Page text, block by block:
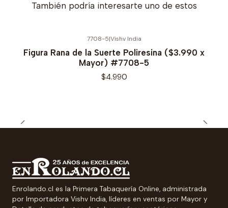
También podría interesarte uno de estos
7708-5|Vishv India
Figura Rana de la Suerte Poliresina ($3.990 x
Mayor) #7708-5
$4.990
Enrolando.cl es la Primera Tabaquería Online, administrada
por Importadora Vishv India, líderes en ventas por Mayor y